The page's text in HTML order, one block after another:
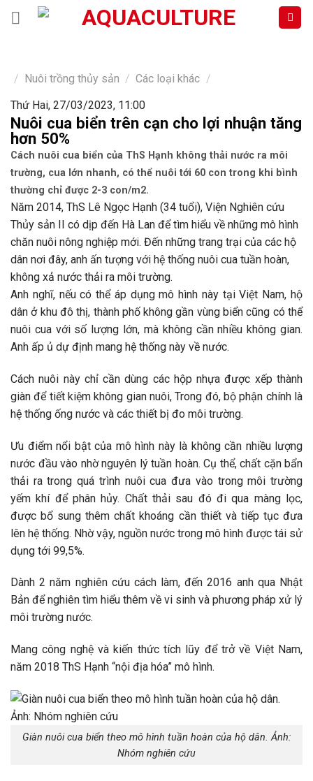
content
/ Nuôi trồng thủy sản / Các loại khác /
Thứ Hai, 27/03/2023, 11:00
Nuôi cua biển trên cạn cho lợi nhuận tăng
hơn 50%
Cách nuôi cua biển của ThS Hạnh không thải nước ra môi
trường, cua lớn nhanh, có thể nuôi tới 60 con trong khi bình
thường chỉ được 2-3 con/m2.
Năm 2014, ThS Lê Ngọc Hạnh (34 tuổi), Viện Nghiên cứu
Thủy sản II có dịp đến Hà Lan để tìm hiểu về những mô hình
chăn nuôi nông nghiệp mới. Đến những trang trại của các hộ
dân nơi đây, anh ấn tượng với hệ thống nuôi cua tuần hoàn,
không xả nước thải ra môi trường.
Anh nghĩ, nếu có thể áp dụng mô hình này tại Việt Nam, hộ
dân ở khu đô thị, thành phố không gần vùng biển cũng có thể
nuôi cua với số lượng lớn, mà không cần nhiều không gian.
Anh ấp ủ dự định mang hệ thống này về nước.
Cách nuôi này chỉ cần dùng các hộp nhựa được xếp thành
giàn để tiết kiệm không gian nuôi, Trong đó, bộ phận chính là
hệ thống ống nước và các thiết bị đo môi trường.
Ưu điểm nổi bật của mô hình này là không cần nhiều lượng
nước đầu vào nhờ nguyên lý tuần hoàn. Cụ thể, chất cặn bẩn
thải ra trong quá trình nuôi cua đưa vào trong môi trường
yếm khí để phân hủy. Chất thải sau đó đi qua màng lọc,
được bổ sung thêm chất khoáng cần thiết và tiếp tục đưa
lên hệ thống. Nhờ vậy, nguồn nước trong mô hình được tái sử
dụng tới 99,5%.
Dành 2 năm nghiên cứu cách làm, đến 2016 anh qua Nhật
Bản để nghiên tìm hiểu thêm về vi sinh và phương pháp xử lý
môi trường nước.
Mang công nghệ và kiến thức tích lũy để trở về Việt Nam,
năm 2018 ThS Hạnh “nội địa hóa” mô hình.
Giàn nuôi cua biển theo mô hình tuần hoàn của hộ dân. Ảnh:
Nhóm nghiên cứu